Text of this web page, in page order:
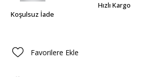
Koşulsuz İade
Hızlı Kargo
Favorilere Ekle